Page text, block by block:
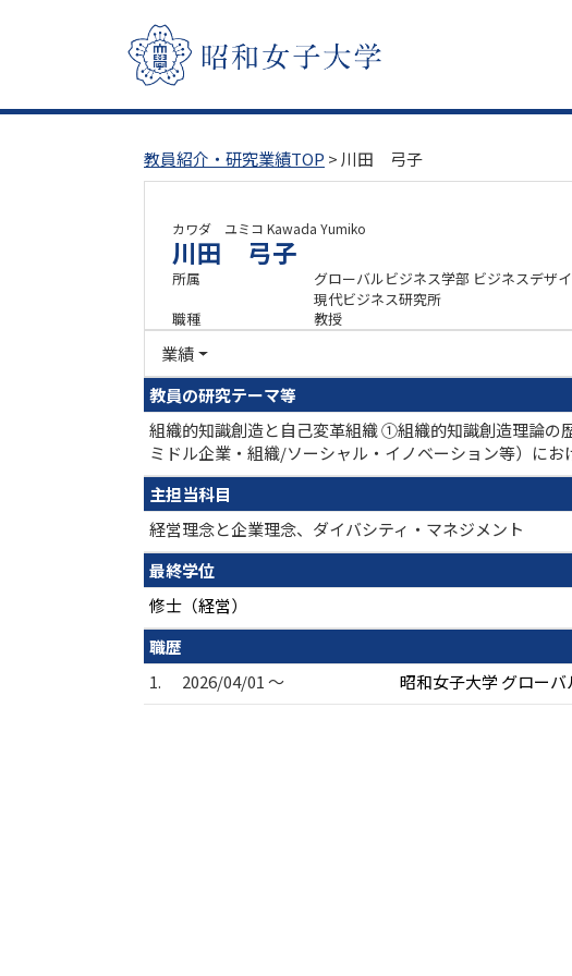
教員紹介・研究業績TOP > 川田 弓子
カワダ ユミコ Kawada Yumiko
川田 弓子
所属
グローバルビジネス学部 ビジネスデザ
現代ビジネス研究所
職種
教授
業績
教員の研究テーマ等
組織的知識創造と自己変革組織 ①組織的知識創造理論
ミドル企業・組織/ソーシャル・イノベーション等）に
主担当科目
経営理念と企業理念、ダイバシティ・マネジメント
最終学位
修士（経営）
職歴
1.
2026/04/01 ～ 昭和女子大学 グロー